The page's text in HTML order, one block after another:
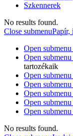
Szkennerek
No results found.
Close submenuPapír,
Open
Open
tartozékaik
Open
Open
Open
Open
Open
No results found.